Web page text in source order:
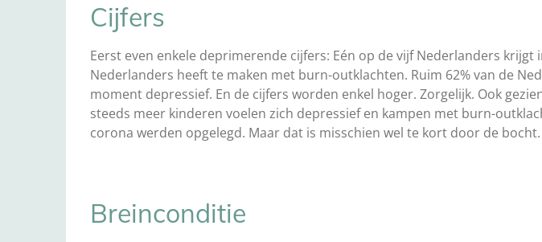
Cijfers
Eerst even enkele deprimerende cijfers: Eén op de vijf Nederlanders
Nederlanders heeft te maken met burn-outklachten. Ruim 62% van de
moment depressief. En de cijfers worden enkel hoger. Zorgelijk. Ook
steeds meer kinderen voelen zich depressief en kampen met burn-
corona werden opgelegd. Maar dat is misschien wel te kort door de bocht.
Breinconditie